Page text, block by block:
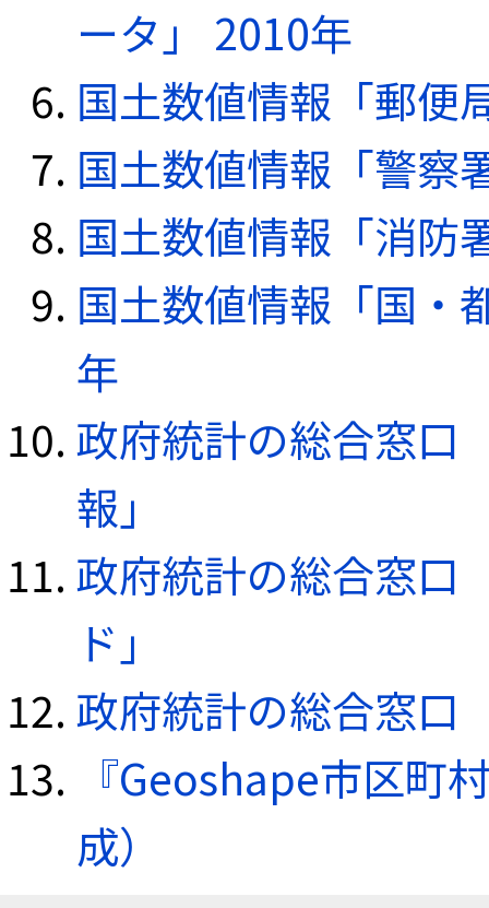
ータ」 2010年
国土数値情報「郵便
国土数値情報「警察
国土数値情報「消防
国土数値情報「国・
年
政府統計の総合窓口
報」
政府統計の総合窓口
ド」
政府統計の総合窓口
『Geoshape市区町
成）